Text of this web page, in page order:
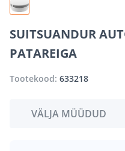
SUITSUANDUR
PATAREIGA
Tootekood: 633218
VÄLJA MÜÜDUD